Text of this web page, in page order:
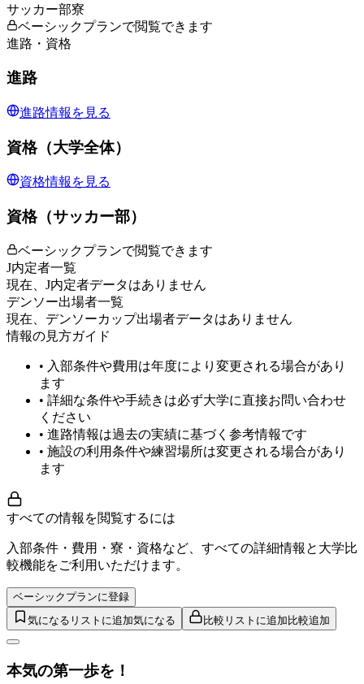
サッカー部寮
ベーシックプランで閲覧できます
進路・資格
進路
進路情報を見る
資格（大学全体）
資格情報を見る
資格（サッカー部）
ベーシックプランで閲覧できます
J内定者一覧
現在、J内定者データはありません
デンソー出場者一覧
現在、デンソーカップ出場者データはありません
情報の見方ガイド
• 入部条件や費用は年度により変更される場合があり
ます
• 詳細な条件や手続きは必ず大学に直接お問い合わせ
ください
• 進路情報は過去の実績に基づく参考情報です
• 施設の利用条件や練習場所は変更される場合があり
ます
すべての情報を閲覧するには
入部条件・費用・寮・資格など、すべての詳細情報と大学比
較機能をご利用いただけます。
ベーシックプランに登録
気になるリストに追加気になる 比較リストに追加 比較追加
本気の第一歩を！